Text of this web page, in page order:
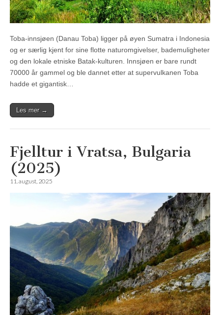
Toba-innsjøen (Danau Toba) ligger på øyen Sumatra i Indonesia
og er særlig kjent for sine flotte naturomgivelser, bademuligheter
og den lokale etniske Batak-kulturen. Innsjøen er bare rundt
70000 år gammel og ble dannet etter at supervulkanen Toba
hadde et gigantisk…
Les mer →
Fjelltur i Vratsa, Bulgaria
(2025)
11. august, 2025